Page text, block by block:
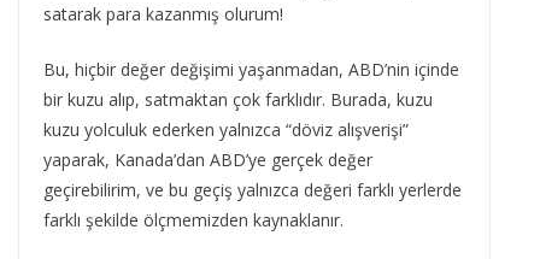
satarak para kazanmış olurum!
Bu, hiçbir değer değişimi yaşanmadan, ABD’nin içinde
bir kuzu alıp, satmaktan çok farklıdır. Burada, kuzu
kuzu yolculuk ederken yalnızca “döviz alışverişi”
yaparak, Kanada’dan ABD’ye gerçek değer
geçirebilirim, ve bu geçiş yalnızca değeri farklı yerlerde
farklı şekilde ölçmemizden kaynaklanır.